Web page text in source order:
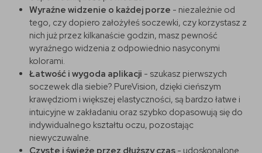
Wyraźne widzenie o każdej porze - niezależnie od
tego, czy dopiero założyłeś soczewki, czy korzystasz z
nich już przez kilkanaście godzin, masz pewność
wyraźnego widzenia z odpowiednio nasyconymi
kolorami.
Łatwość i wygoda aplikacji - szukasz pierwszych
soczewek dla siebie? PureVision, dzięki cieńszym
krawędziom i większej elastyczności, są bardzo łatwe i
intuicyjne w zakładaniu oraz szybko dopasowują się do
indywidualnego kształtu oczu, pozostając
niewyczuwalne.
Czyste i świeże przez dłuższy czas - udoskonalone